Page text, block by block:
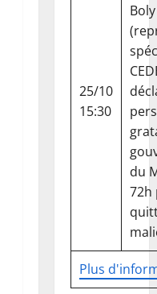
Plus
25/10
15:30
Boly
du
72h